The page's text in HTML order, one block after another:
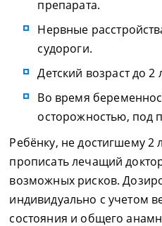
препарата.
Нервные
судороги.
Детский возраст до 2
Во время
осторожностью, под
Ребёнку, не достигшему 2
прописать лечащий
возможных рисков.
индивидуально с учетом
состояния и общего